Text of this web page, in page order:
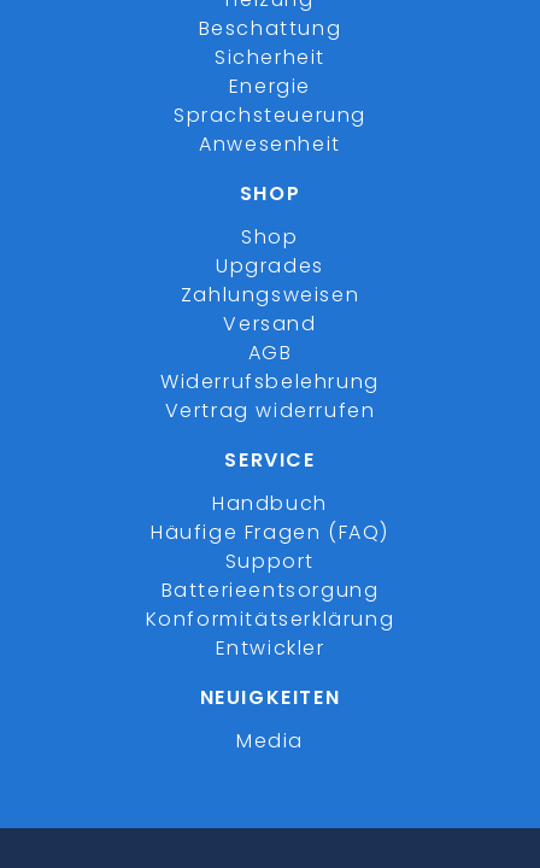
Beschattung
Sicherheit
Energie
Sprachsteuerung
Anwesenheit
SHOP
Shop
Upgrades
Zahlungsweisen
Versand
AGB
Widerrufsbelehrung
Vertrag widerrufen
SERVICE
Handbuch
Häufige Fragen (FAQ)
Support
Batterieentsorgung
Konformitätserklärung
Entwickler
NEUIGKEITEN
Media